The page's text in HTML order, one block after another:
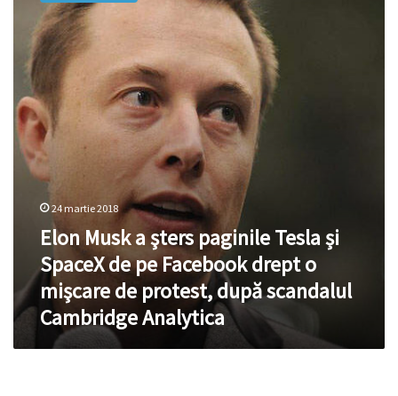
şters
paginile
Tesla
SpaceX
de
pe
Facebook
drept
mişcare
protest,
scandalul
Cambridge
Analytica
24 martie 2018
Elon Musk a şters paginile Tesla și
SpaceX de pe Facebook drept o
mişcare de protest, după scandalul
Cambridge Analytica